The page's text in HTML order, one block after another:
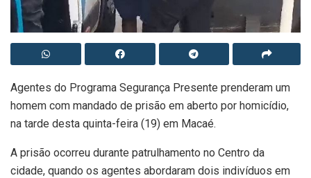
Agentes do Programa Segurança Presente prenderam um
homem com mandado de prisão em aberto por homicídio,
na tarde desta quinta-feira (19) em Macaé.
A prisão ocorreu durante patrulhamento no Centro da
cidade, quando os agentes abordaram dois indivíduos em